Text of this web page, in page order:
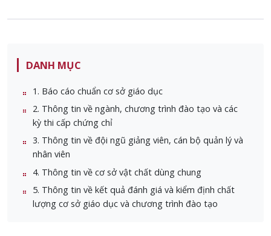
DANH MỤC
1. Báo cáo chuẩn cơ sở giáo dục
2. Thông tin về ngành, chương trình đào tạo và các
kỳ thi cấp chứng chỉ
3. Thông tin về đội ngũ giảng viên, cán bộ quản lý và
nhân viên
4. Thông tin về cơ sở vật chất dùng chung
5. Thông tin về kết quả đánh giá và kiểm định chất
lượng cơ sở giáo dục và chương trình đào tạo